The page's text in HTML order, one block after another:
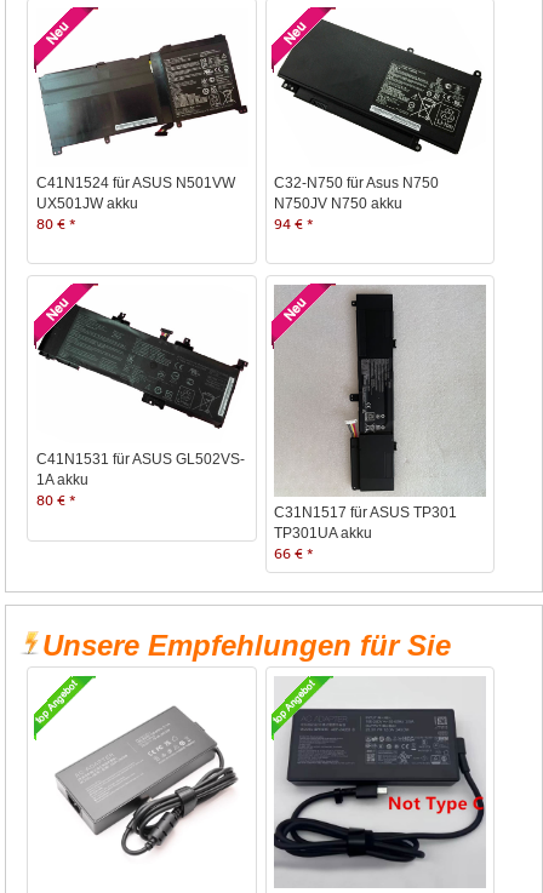
C41N1524 für ASUS N501VW
UX501JW akku
80 € *
C32-N750 für Asus N750
N750JV N750 akku
94 € *
C41N1531 für ASUS GL502VS-
1A akku
80 € *
C31N1517 für ASUS TP301
TP301UA akku
66 € *
Unsere Empfehlungen für Sie